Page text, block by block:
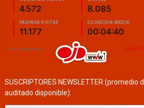
SUSCRIPTORES NEWSLETTER
auditado disponible):